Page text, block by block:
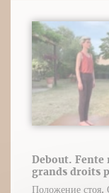
Debout. Fente
grands droits
Положение стоя.